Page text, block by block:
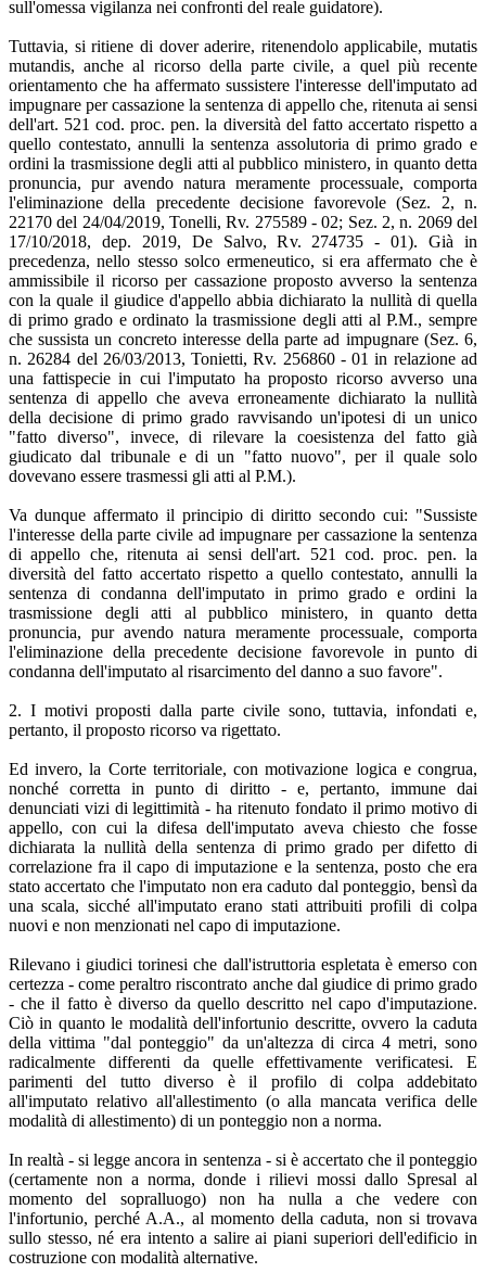
sull'omessa vigilanza nei confronti del reale guidatore).
Tuttavia, si ritiene di dover aderire, ritenendolo applicabile, mutatis
mutandis, anche al ricorso della parte civile, a quel più recente
orientamento che ha affermato sussistere l'interesse dell'imputato ad
impugnare per cassazione la sentenza di appello che, ritenuta ai sensi
dell'art. 521 cod. proc. pen. la diversità del fatto accertato rispetto a
quello contestato, annulli la sentenza assolutoria di primo grado e
ordini la trasmissione degli atti al pubblico ministero, in quanto detta
pronuncia, pur avendo natura meramente processuale, comporta
l'eliminazione della precedente decisione favorevole (Sez. 2, n.
22170 del 24/04/2019, Tonelli, Rv. 275589 - 02; Sez. 2, n. 2069 del
17/10/2018, dep. 2019, De Salvo, Rv. 274735 - 01). Già in
precedenza, nello stesso solco ermeneutico, si era affermato che è
ammissibile il ricorso per cassazione proposto avverso la sentenza
con la quale il giudice d'appello abbia dichiarato la nullità di quella
di primo grado e ordinato la trasmissione degli atti al P.M., sempre
che sussista un concreto interesse della parte ad impugnare (Sez. 6,
n. 26284 del 26/03/2013, Tonietti, Rv. 256860 - 01 in relazione ad
una fattispecie in cui l'imputato ha proposto ricorso avverso una
sentenza di appello che aveva erroneamente dichiarato la nullità
della decisione di primo grado ravvisando un'ipotesi di un unico
"fatto diverso", invece, di rilevare la coesistenza del fatto già
giudicato dal tribunale e di un "fatto nuovo", per il quale solo
dovevano essere trasmessi gli atti al P.M.).
Va dunque affermato il principio di diritto secondo cui: "Sussiste
l'interesse della parte civile ad impugnare per cassazione la sentenza
di appello che, ritenuta ai sensi dell'art. 521 cod. proc. pen. la
diversità del fatto accertato rispetto a quello contestato, annulli la
sentenza di condanna dell'imputato in primo grado e ordini la
trasmissione degli atti al pubblico ministero, in quanto detta
pronuncia, pur avendo natura meramente processuale, comporta
l'eliminazione della precedente decisione favorevole in punto di
condanna dell'imputato al risarcimento del danno a suo favore".
2. I motivi proposti dalla parte civile sono, tuttavia, infondati e,
pertanto, il proposto ricorso va rigettato.
Ed invero, la Corte territoriale, con motivazione logica e congrua,
nonché corretta in punto di diritto - e, pertanto, immune dai
denunciati vizi di legittimità - ha ritenuto fondato il primo motivo di
appello, con cui la difesa dell'imputato aveva chiesto che fosse
dichiarata la nullità della sentenza di primo grado per difetto di
correlazione fra il capo di imputazione e la sentenza, posto che era
stato accertato che l'imputato non era caduto dal ponteggio, bensì da
una scala, sicché all'imputato erano stati attribuiti profili di colpa
nuovi e non menzionati nel capo di imputazione.
Rilevano i giudici torinesi che dall'istruttoria espletata è emerso con
certezza - come peraltro riscontrato anche dal giudice di primo grado
- che il fatto è diverso da quello descritto nel capo d'imputazione.
Ciò in quanto le modalità dell'infortunio descritte, ovvero la caduta
della vittima "dal ponteggio" da un'altezza di circa 4 metri, sono
radicalmente differenti da quelle effettivamente verificatesi. E
parimenti del tutto diverso è il profilo di colpa addebitato
all'imputato relativo all'allestimento (o alla mancata verifica delle
modalità di allestimento) di un ponteggio non a norma.
In realtà - si legge ancora in sentenza - si è accertato che il ponteggio
(certamente non a norma, donde i rilievi mossi dallo Spresal al
momento del sopralluogo) non ha nulla a che vedere con
l'infortunio, perché A.A., al momento della caduta, non si trovava
sullo stesso, né era intento a salire ai piani superiori dell'edificio in
costruzione con modalità alternative.